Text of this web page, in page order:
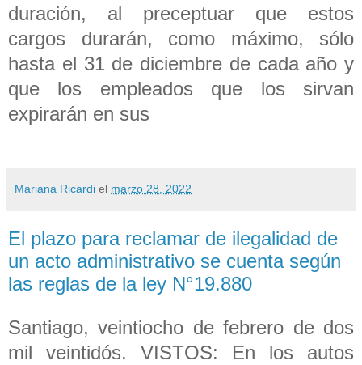
duración, al preceptuar que estos
cargos durarán, como máximo, sólo
hasta el 31 de diciembre de cada año y
que los empleados que los sirvan
expirarán en sus
Mariana Ricardi el marzo 28, 2022
El plazo para reclamar de ilegalidad de
un acto administrativo se cuenta según
las reglas de la ley N°19.880
Santiago, veintiocho de febrero de dos
mil veintidós. VISTOS: En los autos